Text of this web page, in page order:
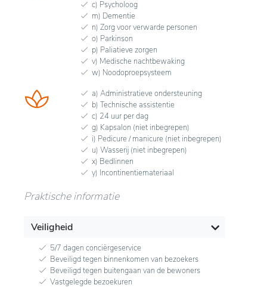
c) Psycholoog
m) Dementie
n) Zorg voor verwarde personen
o) Parkinson
p) Paliatieve zorgen
v) Medische nachtbewaking
w) Noodoproepsysteem
a) Administratieve ondersteuning
b) Technische assistentie
c) 24 uur per dag
g) Kapsalon (niet inbegrepen)
i) Pedicure / manicure (niet inbegrepen)
u) Wasserij (niet inbegrepen)
x) Bedlinnen
y) Incontinentiemateriaal
Praktische informatie
Veiligheid
5/7 dagen conciërgeservice
Beveiligd tegen binnenkomen van bezoekers
Beveiligd tegen buitengaan van de bewoners
Vastgelegde bezoekuren